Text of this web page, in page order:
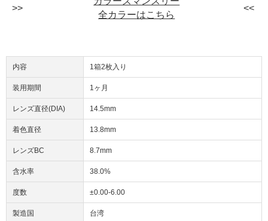
全カラーはこちら
内容 1箱2枚入り
装用期間 1ヶ月
レンズ直径(DIA) 14.5mm
着色直径 13.8mm
レンズBC 8.7mm
含水率 38.0%
度数 ±0.00-6.00
製造国 台湾